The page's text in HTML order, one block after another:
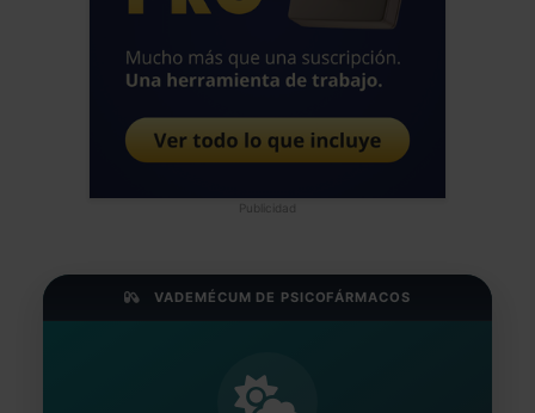
Publicidad
VADEMÉCUM DE PSICOFÁRMACOS